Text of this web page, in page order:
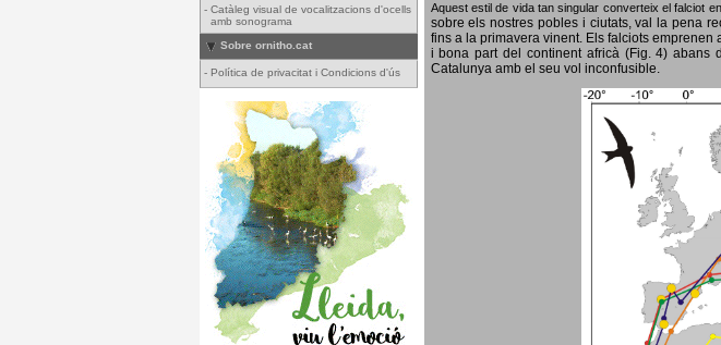
- Catàleg visual de vocalitzacions d'ocells
amb sonograma
Sobre ornitho.cat
- Política de privacitat i Condicions d'ús
Aquest estil de vida tan singular converteix el falciot
sobre els nostres pobles i ciutats, val la pena
fins a la primavera vinent. Els falciots emprenen
i bona part del continent africà (Fig. 4) abans
Catalunya amb el seu vol inconfusible.